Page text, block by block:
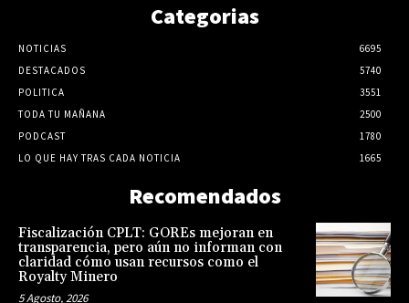
Categorias
NOTICIAS
6695
DESTACADOS
5740
POLITICA
3551
TODA TU MAÑANA
2500
PODCAST
1780
LO QUE HAY TRAS CADA NOTICIA
1665
Recomendados
Fiscalización CPLT: GOREs mejoran en
transparencia, pero aún no informan con
claridad cómo usan recursos como el
Royalty Minero
5 Agosto, 2026